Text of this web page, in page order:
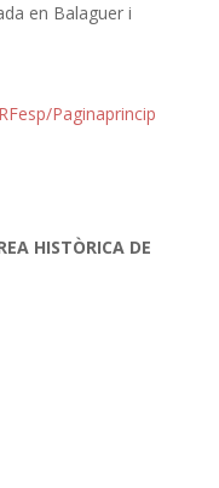
en Balaguer i
Paginaprincip
HISTÒRICA DE